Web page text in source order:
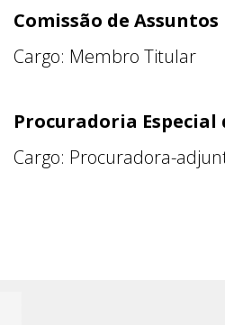
Comissão de
Cargo: Membro Titular
Procuradoria Especial
Cargo: Procuradora-